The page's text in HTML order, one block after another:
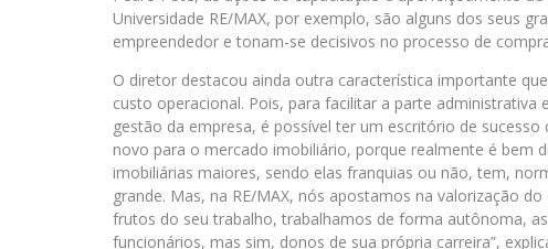
Universidade RE/MAX, por exemplo, são alguns dos seus
empreendedor e tonam-se decisivos no processo de
O diretor destacou ainda outra característica importante
custo operacional. Pois, para facilitar a parte
gestão da empresa, é possível ter um escritório de
novo para o mercado imobiliário, porque realmente é bem
imobiliárias maiores, sendo elas franquias ou não, tem,
grande. Mas, na RE/MAX, nós apostamos na valorização
frutos do seu trabalho, trabalhamos de forma autônoma,
funcionários, mas sim, donos de sua própria carreira”,